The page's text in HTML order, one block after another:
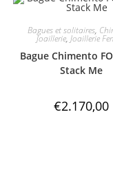
Bagues et solitaires,
Joaillerie, Joaillerie
Bague Chimento
Stack Me
€2.170,00